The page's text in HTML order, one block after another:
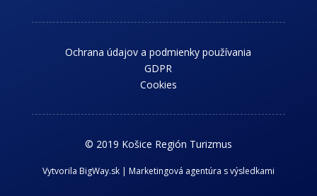
Ochrana údajov a podmienky používania
GDPR
Cookies
© 2019 Košice Región Turizmus
Vytvorila BigWay.sk | Marketingová agentúra s výsledkami